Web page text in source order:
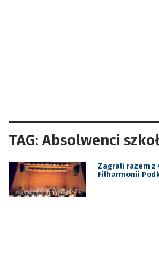
TAG: Absolwenci
Zagrali razem z
Filharmonii